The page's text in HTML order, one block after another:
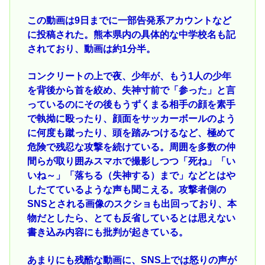
この動画は9日までに一部告発系アカウントなど
に投稿された。熊本県内の具体的な中学校名も記
されており、動画は約1分半。
コンクリートの上で夜、少年が、もう1人の少年
を背後から首を絞め、失神寸前で「参った」と言
っているのにその後もうずくまる相手の顔を素手
で執拗に殴ったり、顔面をサッカーボールのよう
に何度も蹴ったり、頭を踏みつけるなど、極めて
危険で残忍な攻撃を続けている。周囲を多数の仲
間らが取り囲みスマホで撮影しつつ「死ね」「い
いね～」「落ちる（失神する）まで」などとはや
したてているような声も聞こえる。攻撃者側の
SNSとされる画像のスクショも出回っており、本
物だとしたら、とても反省しているとは思えない
書き込み内容にも批判が起きている。
あまりにも残酷な動画に、SNS上では怒りの声が